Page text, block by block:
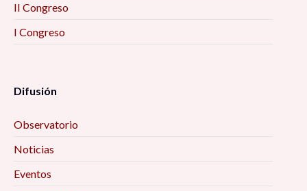
II Congreso
I Congreso
Difusión
Observatorio
Noticias
Eventos